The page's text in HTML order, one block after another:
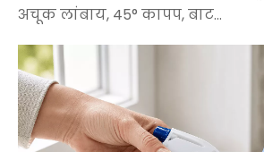
अचूक लांबाय, 45° कापप, बाट...